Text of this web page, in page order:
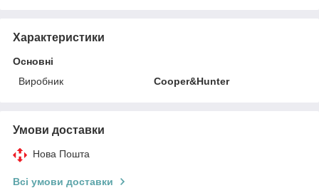
Характеристики
Основні
Виробник
Cooper&Hunter
Умови доставки
Нова Пошта
Всі умови доставки